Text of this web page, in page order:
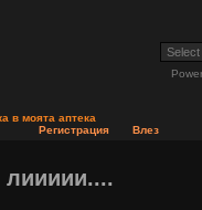
в моята аптека
Регистрация
Влез
лиииии....